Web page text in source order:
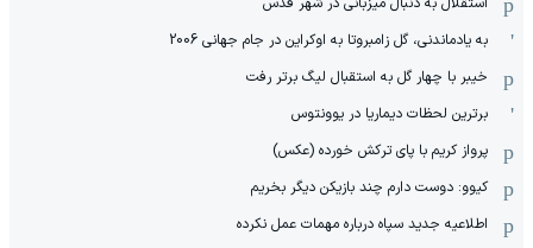
به یادماندنی، گل زامبروتا به اوکراین در جام جهانی 2006
خیبر با چهار گل به استقبال لیگ برتر رفت
برترین لحظات دیماریا در یوونتوس
پرواز کریم با پای ترکش خورده (عکس)
کیوو: دوست دارم چند بازیکن دیگر بخریم
اطلاعیه جدید سپاه درباره مهمات عمل نکرده